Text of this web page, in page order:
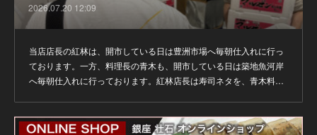
2026.07.20 12:09
当店店長の紅林は、開市している日は豊洲市場へ毎朝仕入れに行っ
ております。一方、料理長の青木も、開市している日は築地魚河岸
へ毎朝仕入れに行っております。紅林店長は寿司ネタを、青木料…